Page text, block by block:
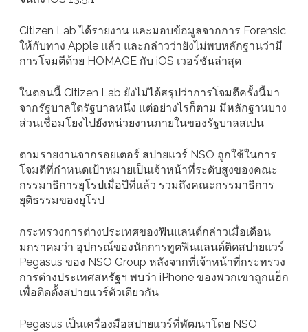
Citizen Lab ได้รายงาน และมอบข้อมูลจากการ Forensic
ให้กับทาง Apple แล้ว และกล่าวว่ายังไม่พบหลักฐานว่ามี
การโจมตีด้วย HOMAGE กับ iOS เวอร์ชันล่าสุด
ในตอนนี้ Citizen Lab ยังไม่ได้สรุปว่าการโจมตีครั้งนี้มา
จากรัฐบาลใดรัฐบาลหนึ่ง แต่อย่างไรก็ตาม มีหลักฐานบาง
ส่วนเชื่อมโยงไปยังหน่วยงานภายในของรัฐบาลสเปน
ตามรายงานจากรอยเตอร์ สปายแวร์ NSO ถูกใช้ในการ
โจมตีที่กำหนดเป้าหมายเป็นเจ้าหน้าที่ระดับสูงของคณะ
กรรมาธิการยุโรปเมื่อปีที่แล้ว รวมถึงคณะกรรมาธิการ
ยุติธรรมของยุโรป
กระทรวงการต่างประเทศของฟินแลนด์กล่าวเมื่อเดือน
มกราคมว่า อุปกรณ์ของนักการทูตฟินแลนด์ติดสปายแวร์
Pegasus ของ NSO Group หลังจากที่เจ้าหน้าที่กระทรวง
การต่างประเทศสหรัฐฯ พบว่า iPhone ของพวกเขาถูกแฮ็ก
เพื่อติดตั้งสปายแวร์ตัวเดียวกัน
Pegasus เป็นเครื่องมือสปายแวร์ที่พัฒนาโดย NSO